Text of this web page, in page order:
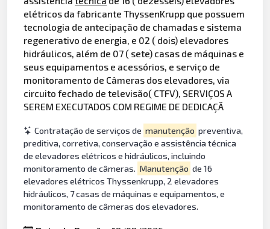
elétricos da fabricante ThyssenKrupp que possuem
tecnologia de antecipação de chamadas e sistema
regenerativo de energia, e 02 ( dois) elevadores
hidráulicos, além de 07 ( sete) casas de máquinas e
seus equipamentos e acessórios, e serviço de
monitoramento de Câmeras dos elevadores, via
circuito fechado de televisão( CTFV), SERVIÇOS A
SEREM EXECUTADOS COM REGIME DE DEDICAÇÃ
Contratação de serviços de manutenção preventiva,
preditiva, corretiva, conservação e assistência técnica
de elevadores elétricos e hidráulicos, incluindo
monitoramento de câmeras. Manutenção de 16
elevadores elétricos Thyssenkrupp, 2 elevadores
hidráulicos, 7 casas de máquinas e equipamentos, e
monitoramento de câmeras dos elevadores.